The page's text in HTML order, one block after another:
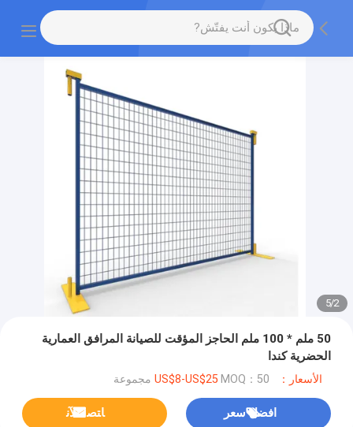
2
/
5
50 ملم * 100 ملم الحاجز المؤقت للصيانة المرافق العمارية
الحضرية كندا
الأسعار：US$8-US$25 MOQ：50 مجموعة
افضل سعر ﺎﺘﺼﻟ ﺍﻶﻧ